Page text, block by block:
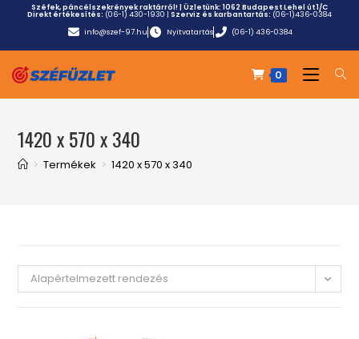
Széfek, páncélszekrények raktárról! | Üzletünk:1062 Budapest Lehel út 1/C
Direkt értékesítés: (06-1) 430-1930 | Szerviz és karbantartás: (06-1)436-0384
info@szef-97.hu
Nyitvatartás (06-1) 436-0384
0
1420 x 570 x 340
> Termékek > 1420 x 570 x 340
Alapértelmezett rendezés